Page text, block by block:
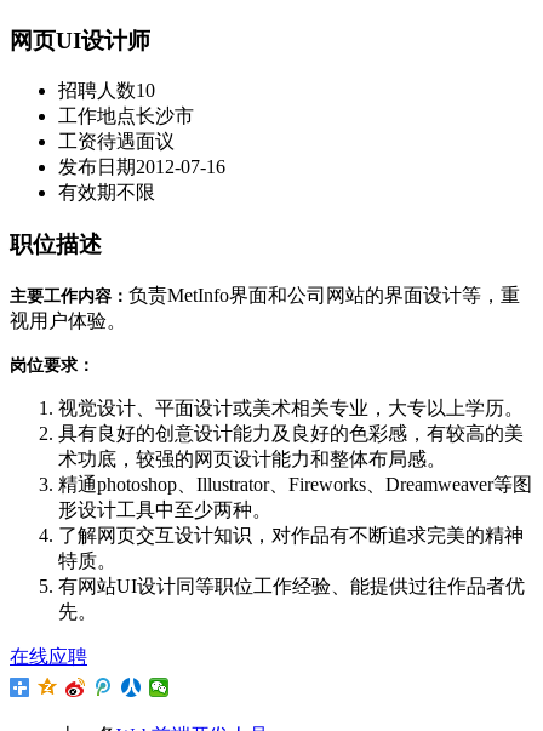
网页UI设计师
招聘人数10
工作地点长沙市
工资待遇面议
发布日期2012-07-16
有效期不限
职位描述
主要工作内容： 负责MetInfo界面和公司网站的界面设计等，重
视用户体验。
岗位要求：
视觉设计、平面设计或美术相关专业，大专以上学历。
具有良好的创意设计能力及良好的色彩感，有较高的美
术功底，较强的网页设计能力和整体布局感。
精通photoshop、Illustrator、Fireworks、Dreamweaver等图
形设计工具中至少两种。
了解网页交互设计知识，对作品有不断追求完美的精神
特质。
有网站UI设计同等职位工作经验、能提供过往作品者优
先。
在线应聘